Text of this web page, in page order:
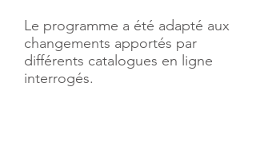
​Le programme a été adapté aux
changements apportés par
différents catalogues en ligne
interrogés.